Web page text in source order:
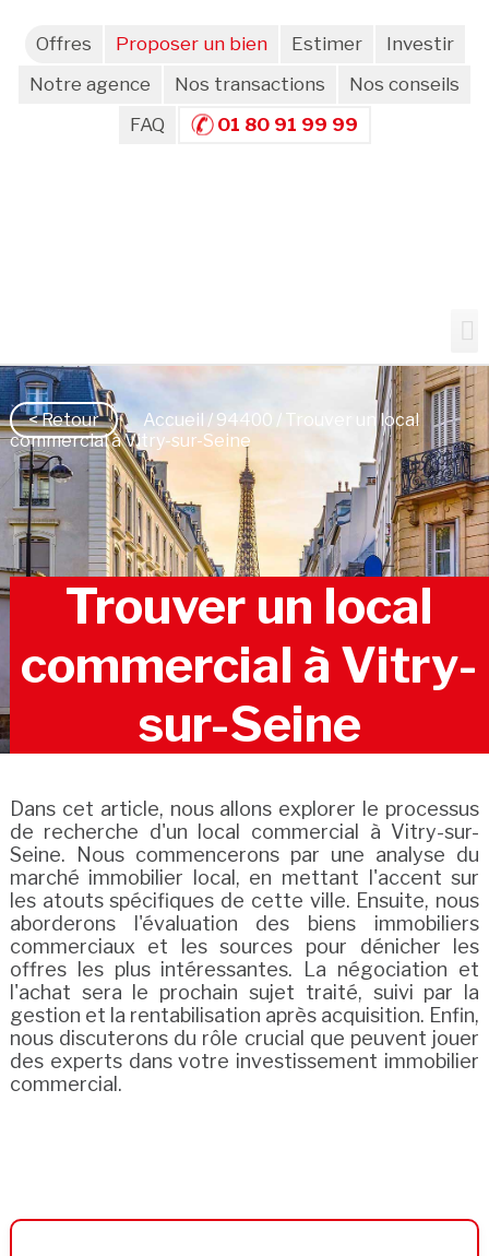
Offres Proposer un bien Estimer
Investir
Notre agence
Nos transactions
Nos conseils
FAQ
01 80 91 99 99
< Retour Accueil / 94400 / Trouver un local
commercial à Vitry-sur-Seine
Trouver un local
commercial à Vitry-
sur-Seine
Dans cet article, nous allons explorer le processus
de recherche d'un local commercial à Vitry-sur-
Seine. Nous commencerons par une analyse du
marché immobilier local, en mettant l'accent sur
les atouts spécifiques de cette ville. Ensuite, nous
aborderons l'évaluation des biens immobiliers
commerciaux et les sources pour dénicher les
offres les plus intéressantes. La négociation et
l'achat sera le prochain sujet traité, suivi par la
gestion et la rentabilisation après acquisition. Enfin,
nous discuterons du rôle crucial que peuvent jouer
des experts dans votre investissement immobilier
commercial.